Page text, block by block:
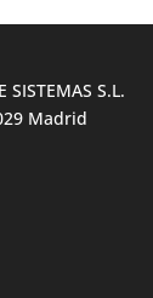
SISTEMAS S.L.
Madrid